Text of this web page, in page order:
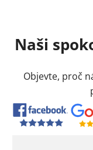
Naši
Objevte, proč